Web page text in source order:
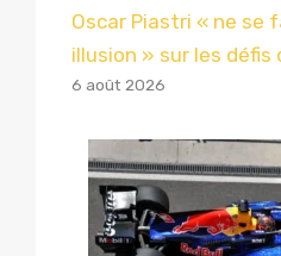
Oscar Piastri « ne se
illusion » sur les défis
6 août 2026